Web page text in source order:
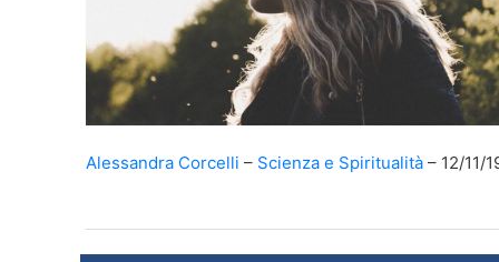
Alessandra Corcelli Scienza e Spiritualità 12/11/